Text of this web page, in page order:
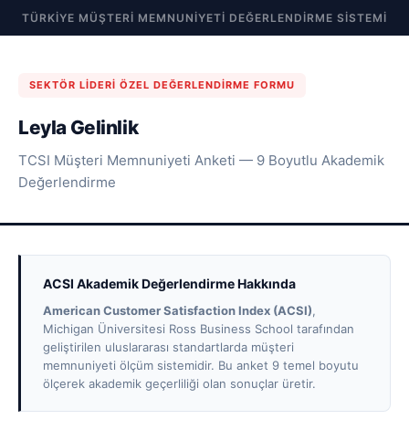
TÜRKIYE MÜŞTERI MEMNUNIYETI DEĞERLENDIRME SISTEMI
SEKTÖR LIDERI ÖZEL DEĞERLENDIRME FORMU
Leyla Gelinlik
TCSI Müşteri Memnuniyeti Anketi — 9 Boyutlu Akademik
Değerlendirme
ACSI Akademik Değerlendirme Hakkında
American Customer Satisfaction Index (ACSI),
Michigan Üniversitesi Ross Business School tarafından
geliştirilen uluslararası standartlarda müşteri
memnuniyeti ölçüm sistemidir. Bu anket 9 temel boyutu
ölçerek akademik geçerliliği olan sonuçlar üretir.